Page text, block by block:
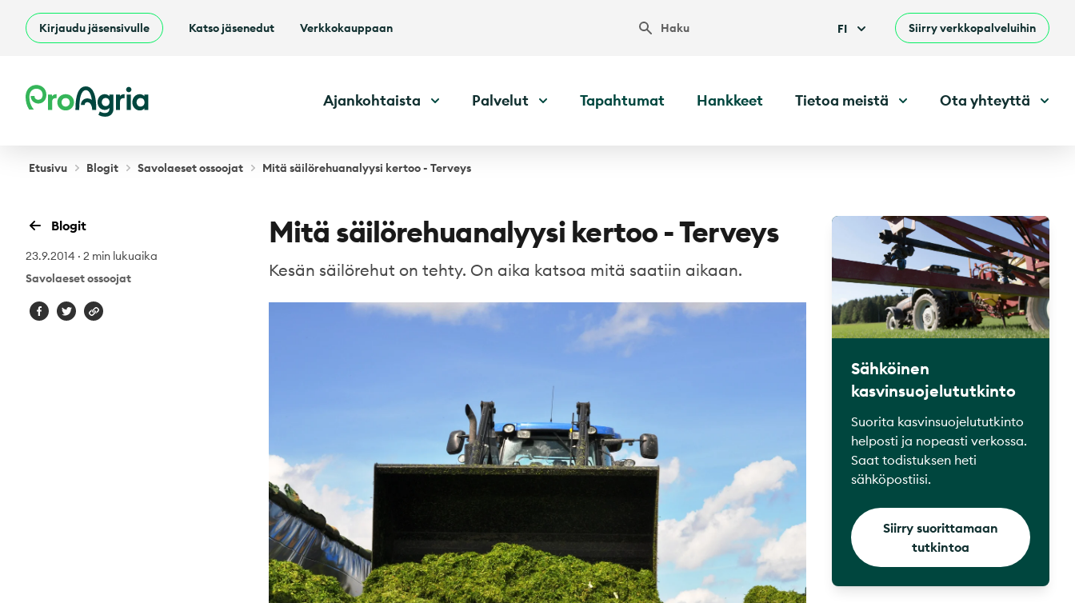
Kirjaudu jäsensivulle Katso jäsenedut Verkkokauppaan Haku FI Siirry verkkopalveluihin
ProAgria Ajankohtaista Palvelut Tapahtumat Hankkeet Tietoa meistä Ota yhteyttä
Etusivu Blogit Savolaeset ossoojat Mitä säilörehuanalyysi kertoo - Terveys
Blogit
23.9.2014 · 2 min lukuaika
Savolaeset ossoojat
Mitä säilörehuanalyysi kertoo - Terveys
Kesän säilörehut on tehty. On aika katsoa mitä saatiin aikaan.
Sähköinen
kasvinsuojelututkinto
Suorita kasvinsuojelututkinto
helposti ja nopeasti verkossa.
Saat todistuksen heti
sähköpostiisi.
Siirry suorittamaan
tutkintoa